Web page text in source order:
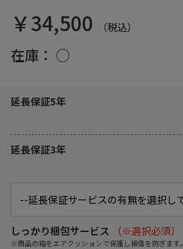
￥34,500 （税込）
在庫： ○
延長保証5年
延長保証3年
しっかり梱包サービス （※選択必須）
※商品の箱をエアクッションで保護し損傷を防ぎます。